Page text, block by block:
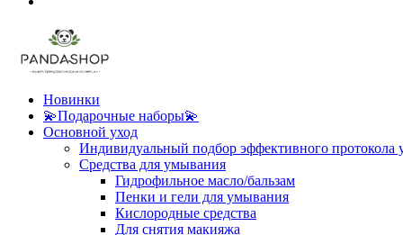
Новинки
💫Подарочные наборы💫
Основной уход
Индивидуальный подбор эффективного протокола
Средства для умывания
Гидрофильное масло/бальзам
Пенки и гели для умывания
Кислородные средства
Для снятия макияжа